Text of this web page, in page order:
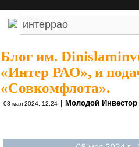
Блог им.
«Интер РАО», и
«Совкомфлота».
08 мая 2024, 12:24 Молодой Инвестор